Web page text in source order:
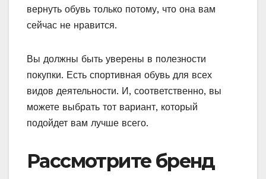
вернуть обувь только потому, что она вам
сейчас не нравится.
Вы должны быть уверены в полезности
покупки. Есть спортивная обувь для всех
видов деятельности. И, соответственно, вы
можете выбрать тот вариант, который
подойдет вам лучше всего.
Рассмотрите бренд